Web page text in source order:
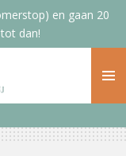
en gaan 20
dan!